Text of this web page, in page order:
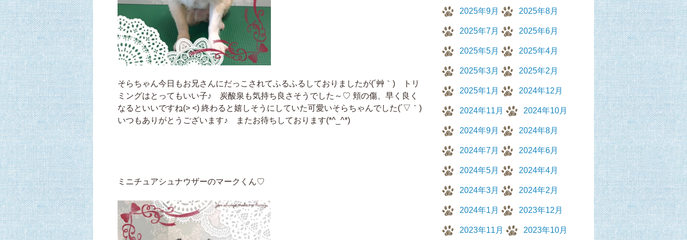
そらちゃん今日もお兄さんにだっこされてふるふるしておりましたが(´艸｀) トリ
ミングはとってもいい子♪ 炭酸泉も気持ち良さそうでした～♡ 頬の傷、早く良く
なるといいですね(> <) 終わると嬉しそうにしていた可愛いそらちゃんでした(´▽｀)
いつもありがとうございます♪ またお待ちしております(*^_^*)
ミニチュアシュナウザーのマークくん♡
2025年9月 2025年8月
2025年7月 2025年6月
2025年5月 2025年4月
2025年3月 2025年2月
2025年1月 2024年12月
2024年11月 2024年10月
2024年9月 2024年8月
2024年7月 2024年6月
2024年5月 2024年4月
2024年3月 2024年2月
2024年1月 2023年12月
2023年11月 2023年10月